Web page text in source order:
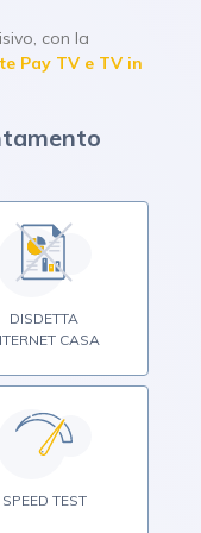
con la
Pay TV e TV in
DISDETTA
CASA
SPEED TEST